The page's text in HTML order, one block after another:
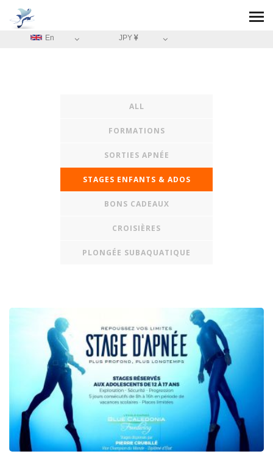
En JPY
ALL
FORMATIONS
SORTIES APNÉE
STAGES ENFANTS & ADOS
BONS CADEAUX
CROISIÈRES
PLONGÉE SUBAQUATIQUE